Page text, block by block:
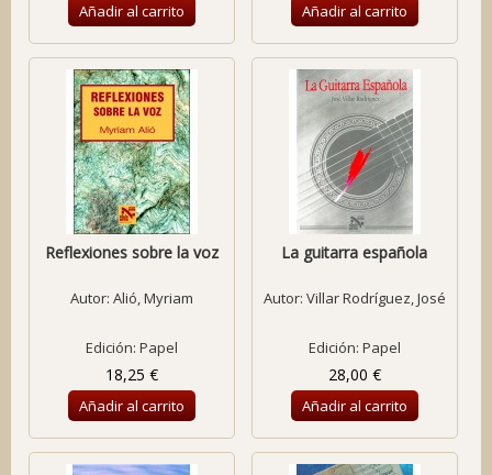
Añadir al carrito Añadir al carrito
Reflexiones sobre la voz
Autor: Alió, Myriam
Edición: Papel
18,25 €
Añadir al carrito
La guitarra española
Autor: Villar Rodríguez, José
Edición: Papel
28,00 €
Añadir al carrito